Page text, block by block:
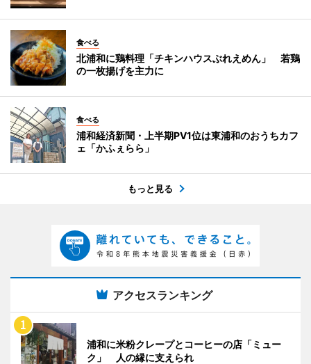
食べる
北浦和に鶏料理「チキンハウスぶれえめん」 若鶏
の一枚揚げを主力に
食べる
浦和経済新聞・上半期PV1位は東浦和のおうちカフ
ェ「かふぇらら」
もっと見る
アクセスランキング
浦和に米粉クレープとコーヒーの店「ミュー
ク」 人の縁に支えられ